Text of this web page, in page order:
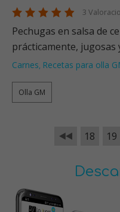
3
Pechugas en salsa de
prácticamente, jugosas
Carnes, Recetas para olla
Olla GM
18 19